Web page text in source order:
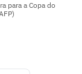
para a Copa do